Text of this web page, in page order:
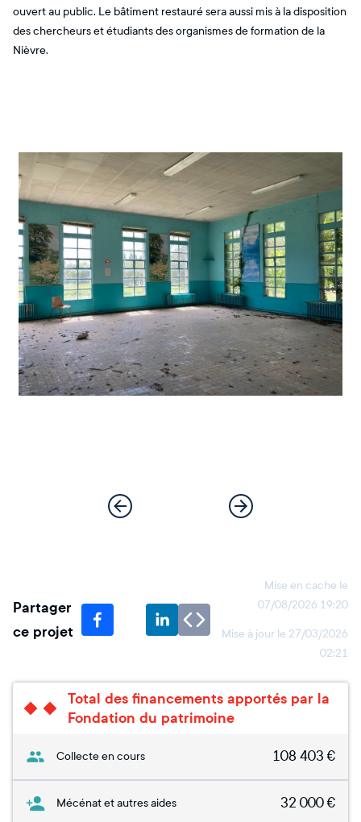
ouvert au public. Le bâtiment restauré sera aussi mis à la disposition
des chercheurs et étudiants des organismes de formation de la
Nièvre.
Partager
ce projet
Mise en cache le
07/08/2026 19:20
Mise à jour le 27/03/2026
02:21
Total des financements apportés par la
Fondation du patrimoine
Collecte en cours 108 403 €
Mécénat et autres aides 32 000€